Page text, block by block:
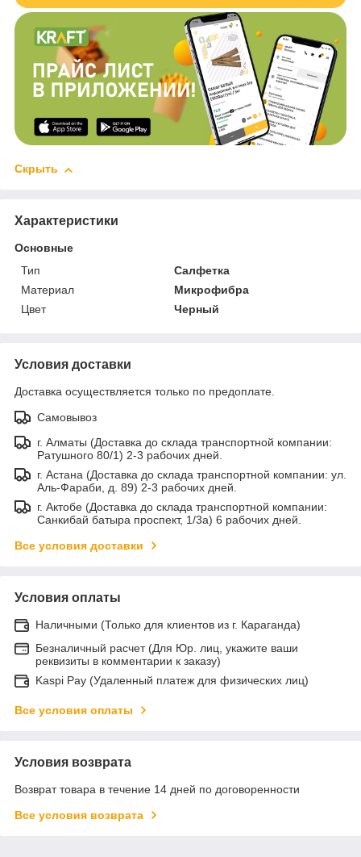
Скрыть
Характеристики
Основные
Тип
Салфетка
Материал
Микрофибра
Цвет
Черный
Условия доставки
Доставка осуществляется только по предоплате.
Самовывоз
г. Алматы (Доставка до склада транспортной компании:
Ратушного 80/1) 2-3 рабочих дней.
г. Астана (Доставка до склада транспортной компании: ул.
Аль-Фараби, д. 89) 2-3 рабочих дней.
г. Актобе (Доставка до склада транспортной компании:
Санкибай батыра проспект, 1/3а) 6 рабочих дней.
Все условия доставки
Условия оплаты
Наличными (Только для клиентов из г. Караганда)
Безналичный расчет (Для Юр. лиц, укажите ваши
реквизиты в комментарии к заказу)
Kaspi Pay (Удаленный платеж для физических лиц)
Все условия оплаты
Условия возврата
Возврат товара в течение 14 дней по договоренности
Все условия возврата